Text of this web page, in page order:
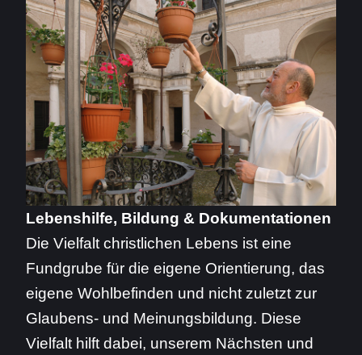
Lebenshilfe, Bildung & Dokumentationen
Die Vielfalt christlichen Lebens ist eine
Fundgrube für die eigene Orientierung, das
eigene Wohlbefinden und nicht zuletzt zur
Glaubens- und Meinungsbildung. Diese
Vielfalt hilft dabei, unserem Nächsten und